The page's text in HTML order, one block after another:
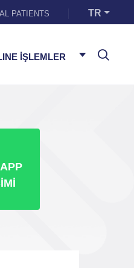
PATIENTS TR
İŞLEMLER